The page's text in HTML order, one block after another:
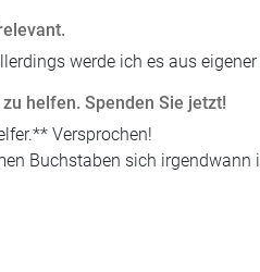
werde ich es aus
helfen. Spenden Sie jetzt!
Versprochen!
Buchstaben sich